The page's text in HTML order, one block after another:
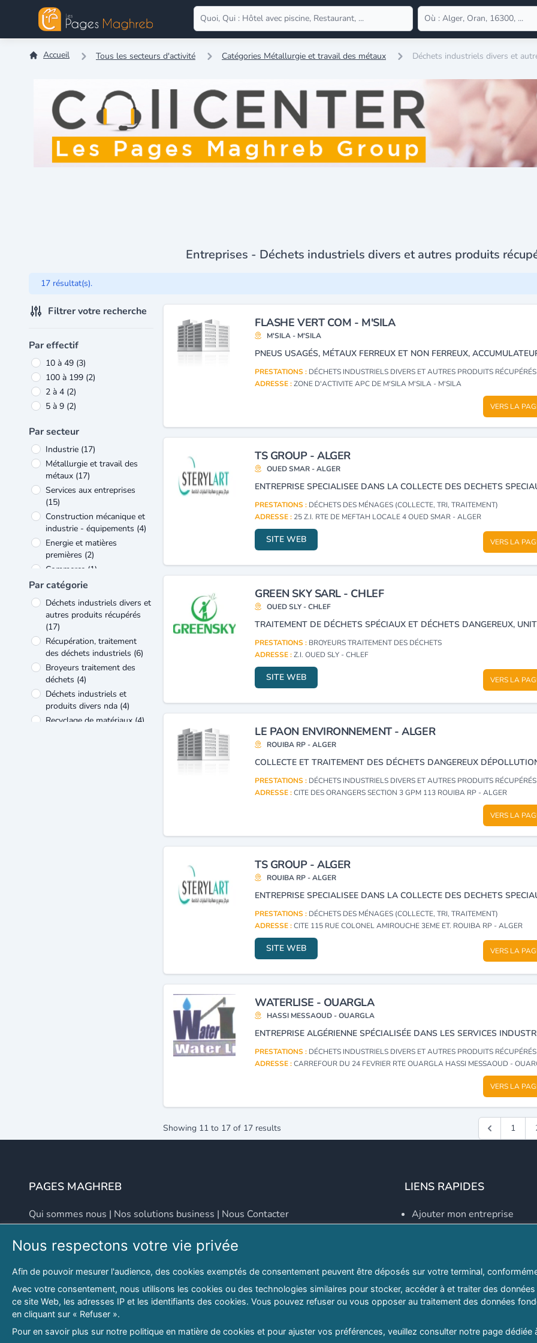
Accueil Tous les secteurs d'activité Catégories Métallurgie et travail des métaux Déchets industriels divers et
Entreprises - Déchets industriels divers et autres produits
17 résultat(s).
Filtrer votre recherche
Par effectif
10 à 49 (3)
100 à 199 (2)
2 à 4 (2)
5 à 9 (2)
Par secteur
Industrie (17)
Métallurgie et travail des
métaux (17)
Services aux entreprises
(15)
Construction mécanique et
industrie - équipements (4)
Energie et matières
premières (2)
Commerce (1)
Par catégorie
Déchets industriels divers et
autres produits récupérés
(17)
Récupération, traitement
des déchets industriels (6)
Broyeurs traitement des
déchets (4)
Déchets industriels et
produits divers nda (4)
Recyclage de matériaux (4)
FLASHE VERT COM - M'SILA
M'SILA - M'SILA
PRESTATIONS : DÉCHETS INDUSTRIELS DIVERS ET AUTRES PRODUITS RÉCUPÉRÉS
ADRESSE :ZONE D'ACTIVITE APC DE M'SILA M'SILA - M'SILA
VERS LA
TS GROUP - ALGER
OUED SMAR - ALGER
PRESTATIONS : DÉCHETS DES MÉNAGES (COLLECTE, TRI, TRAITEMENT)
ADRESSE : 25 Z.I. RTE DE MEFTAH LOCALE 4 OUED SMAR - ALGER
SITE WEB VERS LA
GREEN SKY SARL - CHLEF
OUED SLY - CHLEF
PRESTATIONS : BROYEURS TRAITEMENT DES DÉCHETS
ADRESSE :Z.I. OUED SLY - CHLEF
SITE WEB VERS LA
LE PAON ENVIRONNEMENT - ALGER
ROUIBA RP - ALGER
PRESTATIONS : DÉCHETS INDUSTRIELS DIVERS ET AUTRES PRODUITS RÉCUPÉRÉS
ADRESSE :CITE DES ORANGERS SECTION 3 GPM 113 ROUIBA RP - ALGER
VERS LA
TS GROUP - ALGER
ROUIBA RP - ALGER
PRESTATIONS : DÉCHETS DES MÉNAGES (COLLECTE, TRI, TRAITEMENT)
ADRESSE :CITE 115 RUE COLONEL AMIROUCHE 3EME ET. ROUIBA RP - ALGER
SITE WEB VERS LA
WATERLISE - OUARGLA
HASSI MESSAOUD - OUARGLA
PRESTATIONS : DÉCHETS INDUSTRIELS DIVERS ET AUTRES PRODUITS RÉCUPÉRÉS
ADRESSE :CARREFOUR DU 24 FEVRIER RTE OUARGLA HASSI MESSAOUD -
VERS LA
Showing 11 to 17 of 17 results 1
PAGES MAGHREB
Qui sommes nous | Nos solutions business | Nous Contacter
Adresse
46 LOT. PETITE PROVENCE SIDI YAHIA
Hydra, Alger (16), Algérie
Email
contact@lespagesmaghreb.com
LIENS RAPIDES
Ajouter mon entreprise
Explorer par secteurs
Explorer par willayas
Le Guide D'Alger, guide-
Nous respectons votre vie privée
Afin de pouvoir mesurer l'audience, des cookies exemptés de consentement peuvent être déposés sur votre terminal,
Avec votre consentement, nous utilisons les cookies ou des technologies similaires pour stocker, accéder à et traiter des
ce site Web, les adresses IP et les identifiants des cookies. Vous pouvez refuser ou vous opposer au traitement des données
en cliquant sur « Refuser ».
Pour en savoir plus sur notre politique en matière de cookies et pour ajuster vos préférences, veuillez consulter notre page dédiée